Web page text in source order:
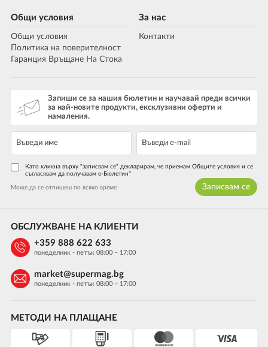
Общи условия
Общи условия
Политика на поверителност
Гаранция Връщане На Стока
За нас
Контакти
Запиши се за нашия бюлетин и научавай преди всички
за най-новите продукти, ексклузивни оферти и
намаления.
Като кликна върху "записвам се" декларирам, че приемам Общите условия и се
съгласявам да получавам е-Бюлетин*
Може да се отпишеш по всяко време Записвам се
МЕТОДИ НА ПЛАЩАНЕ
ОБСЛУЖВАНЕ НА КЛИЕНТИ
+359 888 622 633
понеделник - петък 08:00 – 17:00
market@supermag.bg
понеделник - петък 08:00 – 17:00